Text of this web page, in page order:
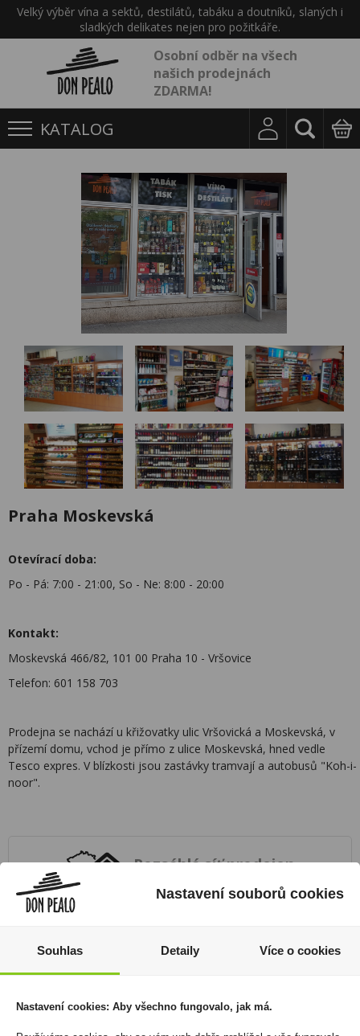
Velký výběr vína a sektů, destilátů, tabáku a doutníků, slaných i
sladkých delikates nejen pro požitkáře.
Osobní odběr na všech
našich prodejnách
ZDARMA!
KATALOG
Praha Moskevská
Otevírací doba:
Po - Pá: 7:00 - 21:00, So - Ne: 8:00 - 20:00
Kontakt:
Moskevská 466/82, 101 00 Praha 10 - Vršovice
Telefon: 601 158 703
Prodejna se nachází u křižovatky ulic Vršovická a Moskevská, v
přízemí domu, vchod je přímo z ulice Moskevská, hned vedle
Tesco expres. V blízkosti jsou zastávky tramvají a autobusů "Koh-i-
noor".
Rozsáhlá síť prodejen
denně 6:00 – 15:30 hod
Newsletter
Nastavení souborů cookies
Souhlas Detaily Více o cookies
Nastavení cookies: Aby všechno fungovalo, jak má.